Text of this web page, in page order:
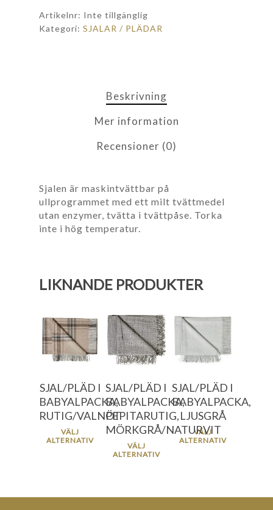
Artikelnr: Inte tillgänglig
Kategori: SJALAR / PLÄDAR
Beskrivning
Mer information
Recensioner (0)
Sjalen är maskintvättbar på
ullprogrammet med ett milt tvättmedel
utan enzymer, tvätta i tvättpåse. Torka
inte i hög temperatur.
LIKNANDE PRODUKTER
1596.00kr
SJAL/PLÄD I
BABYALPACKA,
RUTIG/VALNÖT
VÄLJ
ALTERNATIV
796.00kr
1596.00
SJAL/PLÄD I
BABYALPACKA,
LJUSGRÅ
VÄLJ
ALTERNATIV
1596.00 kr
SJAL/PLÄD I
BABYALPACKA,
PEPITARUTIG,
MÖRKGRÅ/NATURVIT
VÄLJ
ALTERNATIV